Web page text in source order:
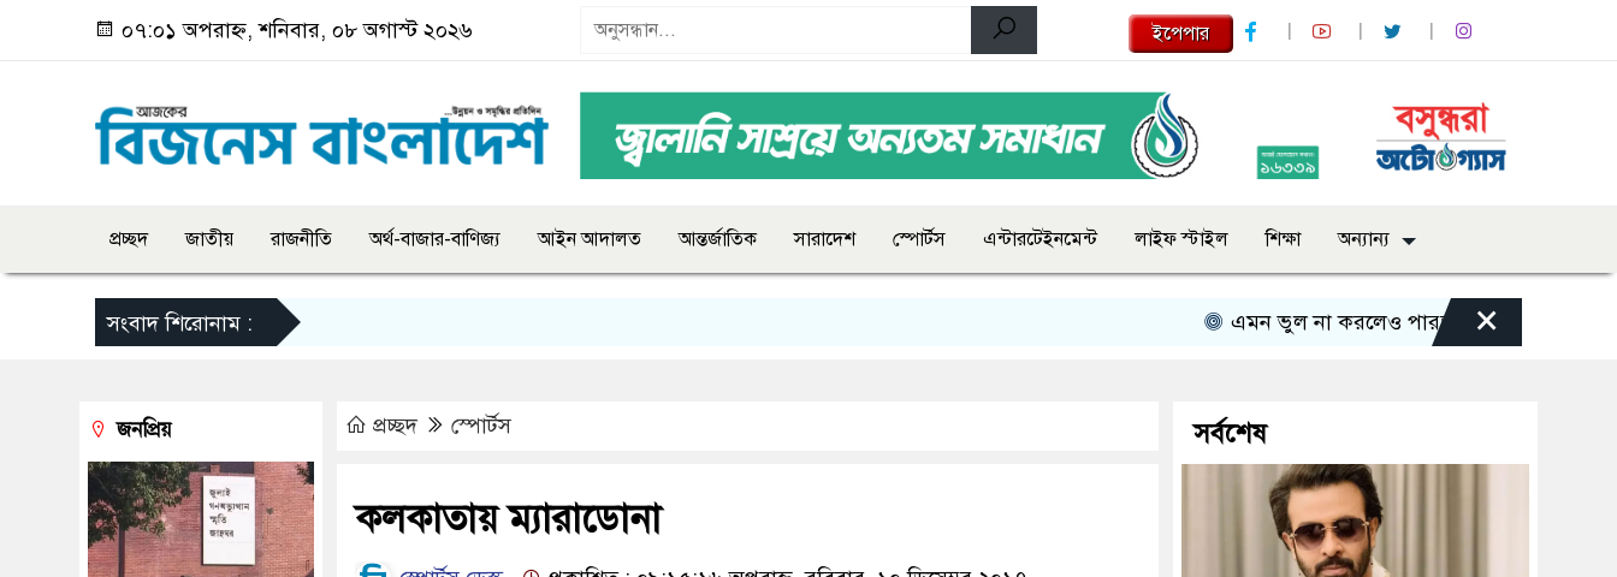
০৭:০১ অপরাহ্ন, শনিবার, ০৮ অগাস্ট ২০২৬ ইপেপার
প্রচ্ছদ জাতীয় রাজনীতি অর্থ-বাজার-বাণিজ্য আইন আদালত আন্তর্জাতিক সারাদেশ স্পোর্টস এন্টারটেইনমেন্ট লাইফ স্টাইল শিক্ষা অন্যান্য
সংবাদ শিরোনাম : এমন ভুল না করলেও পারতাম : শাকিব খান
×
প্রচ্ছদ স্পোর্টস
কলকাতায় ম্যারাডোনা
জনপ্রিয় সর্বশেষ